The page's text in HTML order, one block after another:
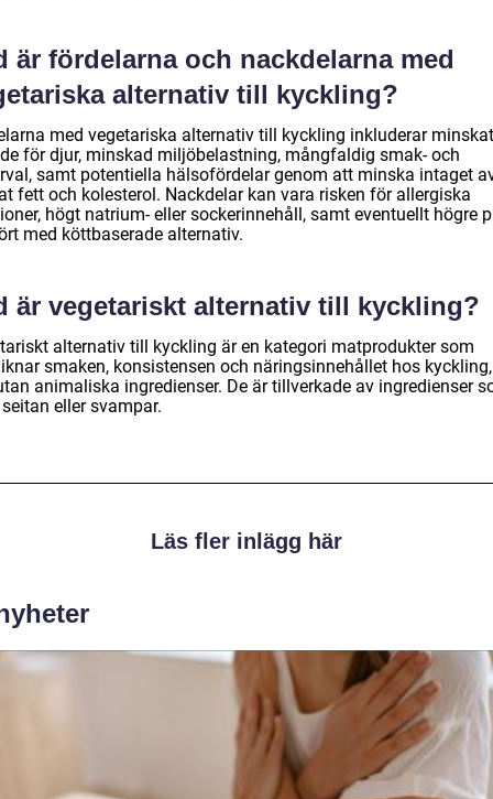
är fördelarna och nackdelarna med
alternativ till kyckling?
med vegetariska alternativ till kyckling inkluderar minskat
för djur, minskad miljöbelastning, mångfaldig smak- och
samt potentiella hälsofördelar genom att minska intaget
fett och kolesterol. Nackdelar kan vara risken för allergiska
högt natrium- eller sockerinnehåll, samt eventuellt högre
med köttbaserade alternativ.
är vegetariskt alternativ till kyckling?
alternativ till kyckling är en kategori matprodukter som
smaken, konsistensen och näringsinnehållet hos
animaliska ingredienser. De är tillverkade av ingredienser
eller svampar.
Läs fler inlägg här